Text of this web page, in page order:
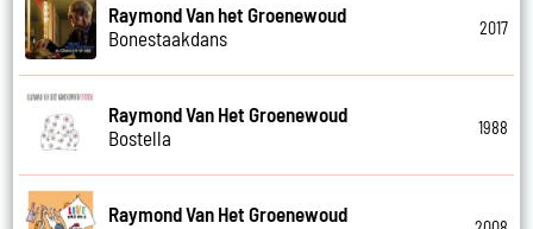
Raymond Van het Groenewoud
Bonestaakdans
2017
Raymond Van Het Groenewoud
Bostella
1988
Raymond Van Het Groenewoud